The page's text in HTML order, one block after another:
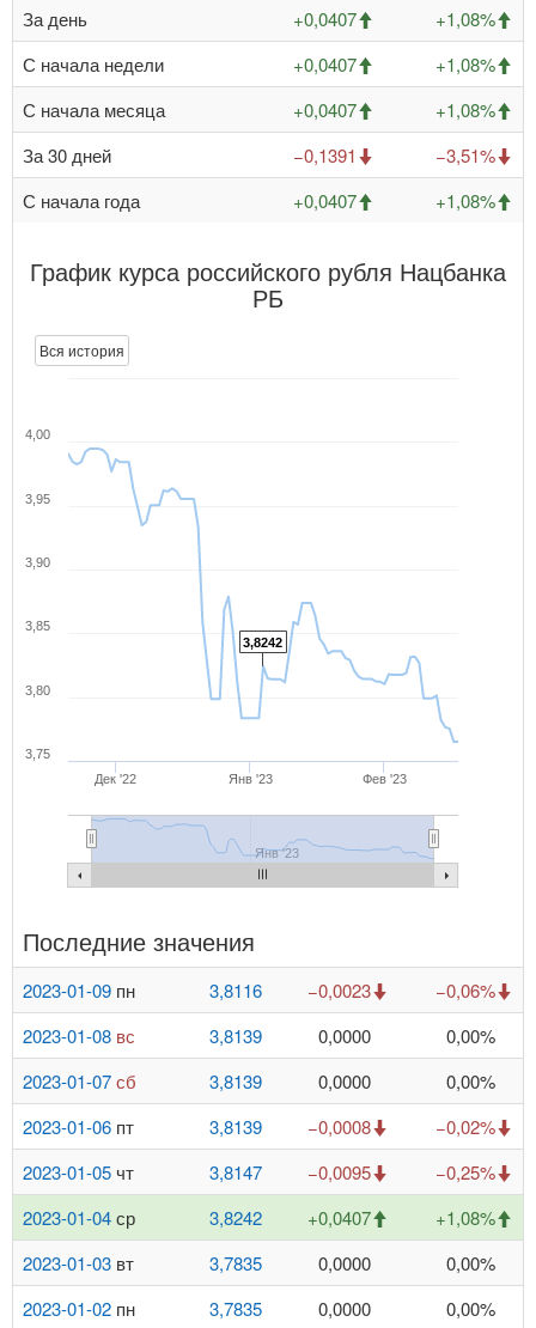
За день +0,0407
+1,08%
С начала недели
+0,0407
+1,08%
С начала месяца
+0,0407
+1,08%
За 30 дней
−0,1391
−3,51%
С начала года
+0,0407 +1,08%
График курса российского рубля Нацбанка
РБ
Вся история
3,8242
Дек '22 Янв '23 Фев '23
Янв '23
3,75
3,80
3,85
3,90
3,95
4,00
Последние значения
2023-01-09 пн 3,8116 −0,0023
−0,06%
2023-01-08 вс 3,8139 0,0000
0,00%
2023-01-07сб 3,8139 0,0000
0,00%
2023-01-06 пт 3,8139 −0,0008
−0,02%
2023-01-05 чт 3,8147 −0,0095
−0,25%
2023-01-04ср 3,8242 +0,0407
+1,08%
2023-01-03 вт 3,7835 0,0000
0,00%
2023-01-02 пн 3,7835 0,0000
0,00%